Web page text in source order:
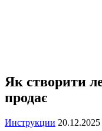
Як створити
продає
Инструкции 20.12.2025